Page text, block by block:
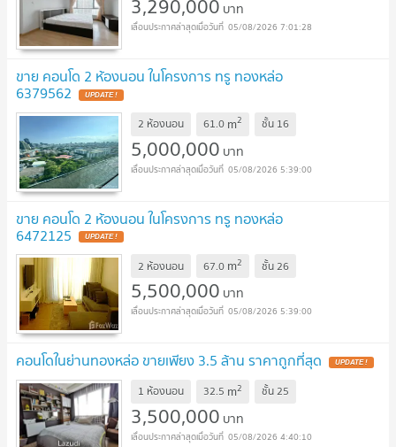
บาท
05/08/2026 7:01:28
ขาย คอนโด 2 ห้องนอน ในโครงการ ทรู ทองหล่อ
6379562 UPDATE !
2 ห้องนอน 61.0 m2 ชั้น 16
5,000,000 บาท
05/08/2026 5:39:00
ขาย คอนโด 2 ห้องนอน ในโครงการ ทรู ทองหล่อ
6472125 UPDATE !
2 ห้องนอน 67.0 m2 ชั้น26
5,500,000 บาท
05/08/2026 5:39:00
คอนโดในย่านทองหล่อ ขายเพียง 3.5 ล้าน ราคาถูกที่สุด UPDATE !
1 ห้องนอน 32.5 m2 ชั้น25
3,500,000 บาท
05/08/2026 4:40:10